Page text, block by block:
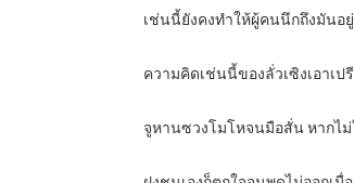
เช่นนี้ยังคงทำให้ผู้คนนึกถึงมันอ
ความคิดเช่นนี้ของลั่วเซิงเอาเป
จูหานซวงโมโหจนมือสั่น หากไ